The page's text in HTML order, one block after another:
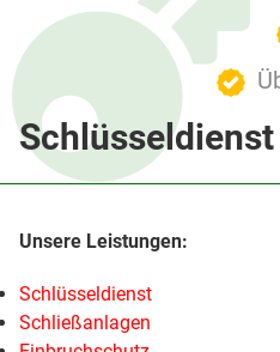
Schlüsseldienst
Schlüsseldienst
Schließanlagen